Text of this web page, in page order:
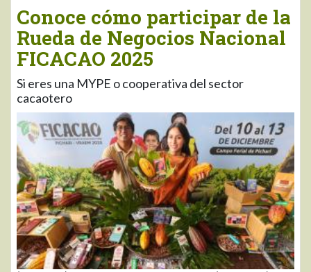
Conoce cómo participar de la
Rueda de Negocios Nacional
FICACAO 2025
Si eres una MYPE o cooperativa del sector
cacaotero